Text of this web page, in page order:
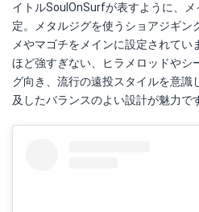
イトルSoulOnSurfが表すように、
定。メタルジグを使うショアジギン
メやマゴチをメインに設定されてい
ほど強すぎない、ヒラメロッドやシ
グ向き、流行の遠投スタイルを意識
及したバランスのよい設計が魅力で